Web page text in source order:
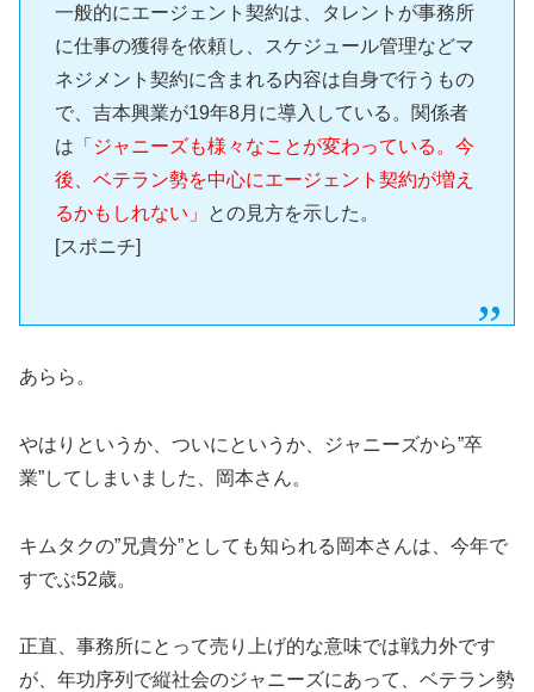
一般的にエージェント契約は、タレントが事務所
に仕事の獲得を依頼し、スケジュール管理などマ
ネジメント契約に含まれる内容は自身で行うもの
で、吉本興業が19年8月に導入している。関係者
は 「ジャニーズも様々なことが変わっている。今
後、ベテラン勢を中心にエージェント契約が増え
るかもしれない」
との見方を示した。
[スポニチ]
あらら。
やはりというか、ついにというか、ジャニーズから”卒
業”してしまいました、岡本さん。
キムタクの”兄貴分”としても知られる岡本さんは、今年で
すでぶ52歳。
正直、事務所にとって売り上げ的な意味では戦力外です
が、年功序列で縦社会のジャニーズにあって、ベテラン勢